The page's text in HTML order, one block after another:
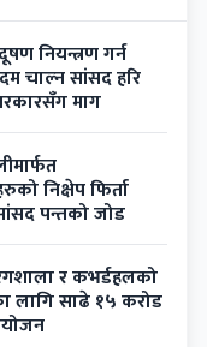
नियन्त्रण गर्न
चाल्न सांसद हरि
माग
निक्षेप फिर्ता
पन्तको जोड
र कभर्डहलको
लागि साढे १५ करोड